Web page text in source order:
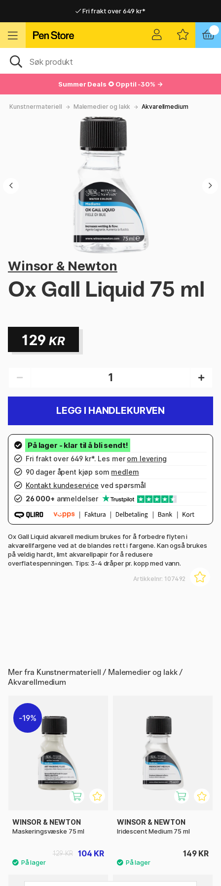
Fri frakt over 649 kr*
Raskt til dør eller utleveringssted
Raskt til dør eller utleveringssted
Summer Deals 🌻 Opptil -30% →
Kunstnermateriell Malemedier og lakk Akvarellmedium
Winsor & Newton
Ox Gall Liquid 75 ml
129 KR
LEGG I HANDLEKURVEN
Fri frakt over 649 kr*. Les mer om levering
90 dager åpent kjøp som medlem
Kontakt kundeservice ved spørsmål
26 000+ anmeldelser
Ox Gall Liquid akvarell medium brukes for å forbedre flyten i
akvarellfargene ved at de blandes rett i fargene. Kan også brukes
på veldig hardt, limt akvarellpapir for å redusere
overflatespenningen. Tips: 3-4 dråper pr. kopp med vann.
Artikkelnr: 107492
Mer fra Kunstnermateriell / Malemedier og lakk /
Akvarellmedium
19%
WINSOR & NEWTON
Maskeringsvæske 75 ml
104 KR
129 KR
WINSOR & NEWTON
Iridescent Medium 75 ml
149 KR